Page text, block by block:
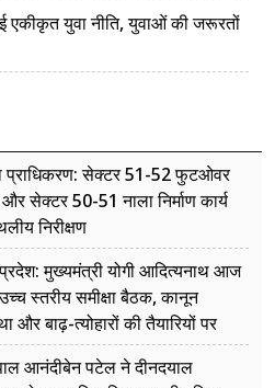
एकीकृत युवा नीति, युवाओं की जरूरतों
प्राधिकरण: सेक्टर 51-52 फुटओवर
सेक्टर 50-51 नाला निर्माण कार्य
निरीक्षण
मुख्यमंत्री योगी आदित्यनाथ आज
स्तरीय समीक्षा बैठक, कानून
और बाढ़-त्योहारों की तैयारियों पर
आनंदीबेन पटेल ने दीनदयाल